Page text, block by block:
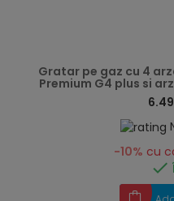
Gratar pe gaz cu 4
Premium G4 plus si
-10% cu
